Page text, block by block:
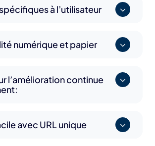
à l’utilisateur
numérique et papier
l’amélioration continue
avec URL unique